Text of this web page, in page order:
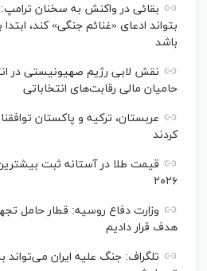
بقائی در واکنش به سخنان
بتواند ادعای «غنائم جنگی» کند،
باشد
نقش لابی رژیم صهیونیستی در
حامیان مالی رقابت‌های انتخاباتی
عربستان، ترکیه و پاکستان
کردند
قیمت طلا در آستانه ثبت
۲۰۲۶
وزارت دفاع روسیه: قطار حامل
هدف قرار دادیم
تلگراف: جنگ علیه ایران می‌تواند